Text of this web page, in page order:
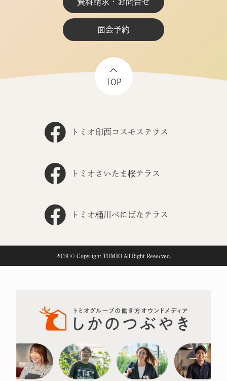
面会予約
TOP
トミオ印西コスモステラス
トミオさいたま桜テラス
トミオ桶川べにばなテラス
2019 © Copyright TOMIO All Right Reserved.